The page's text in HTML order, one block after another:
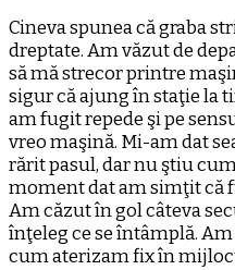
Cineva spunea că graba
dreptate. Am văzut de
să mă strecor printre
sigur că ajung în staţie la
am fugit repede şi pe
vreo maşină. Mi-am dat
rărit pasul, dar nu ştiu
moment dat am simţit că
Am căzut în gol câteva
înţeleg ce se întâmplă.
cum aterizam fix în